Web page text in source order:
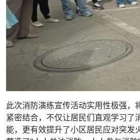
此次消防演练宣传活动实用性极强，
紧密结合，不仅让居民们直观学习了
能，更有效提升了小区居民应对突发